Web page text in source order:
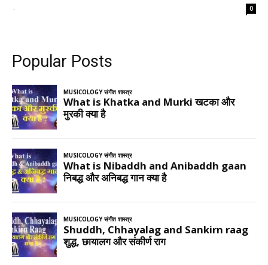
- 0
Popular Posts